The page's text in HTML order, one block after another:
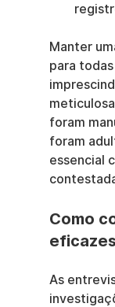
Manter
para
foram
foram
essencial
Como
As